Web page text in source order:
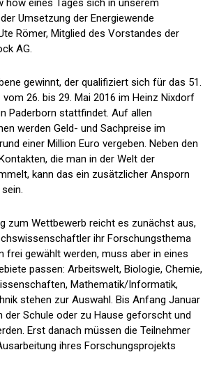
how eines Tages sich in unserem
Umsetzung der Energiewende
Römer, Mitglied des Vorstandes der
AG.
gewinnt, der qualifiziert sich für das 51.
vom 26. bis 29. Mai 2016 im Heinz Nixdorf
Paderborn stattfindet. Auf allen
werden Geld- und Sachpreise im
einer Million Euro vergeben. Neben den
die man in der Welt der
kann das ein zusätzlicher Ansporn
zum Wettbewerb reicht es zunächst aus,
ihr Forschungsthema
frei gewählt werden, muss aber in eines
passen: Arbeitswelt, Biologie, Chemie,
Mathematik/Informatik,
stehen zur Auswahl. Bis Anfang Januar
der Schule oder zu Hause geforscht und
Erst danach müssen die Teilnehmer
ihres Forschungsprojekts